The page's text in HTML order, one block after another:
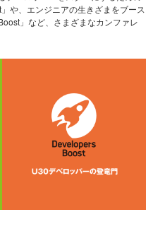
や、エンジニアの生きざまをブース
」など、さまざまなカンファレ